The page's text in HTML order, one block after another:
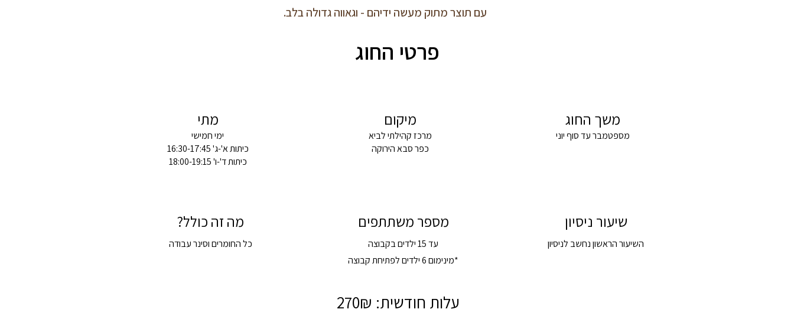
עם תוצר מתוק מעשה ידיהם - וגאווה גדולה בלב.
פרטי החוג
משך החוג
מספטמבר עד סוף יוני
מיקום
מרכז קהילתי לביא
כפר סבא הירוקה
מתי
ימי חמישי
כיתות א'-ג' 16:30-17:45
כיתות ד'-ו' 18:00-19:15
שיעור ניסיון
השיעור הראשון נחשב לניסיון
מספר משתתפים
עד 15 ילדים בקבוצה
*מינימום 6 ילדים לפתיחת קבוצה
מה זה כולל?
כל החומרים וסינר עבודה
עלות חודשית: 270₪